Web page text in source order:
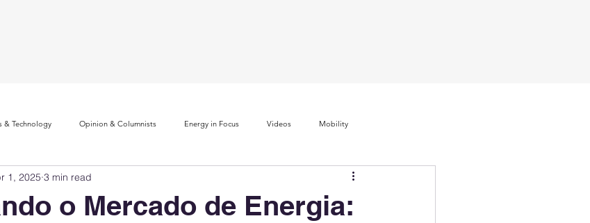
& Technology Opinion & Columnists Energy in Focus Videos Mobility
Index Sustainability & ESG Index Electric Mobility Ranking
o Mercado de Energia:
1, 2025 3 min read